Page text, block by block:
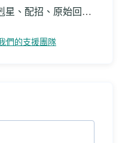
原始回歸及捕捉方法！
們的支援團隊